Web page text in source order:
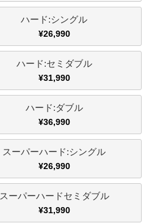
ハード:シングル
¥26,990
ハード:セミダブル
¥31,990
ハード:ダブル
¥36,990
スーパーハード:シングル
¥26,990
スーパーハードセミダブル
¥31,990